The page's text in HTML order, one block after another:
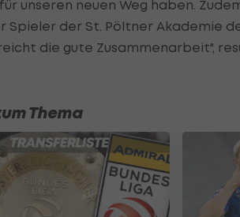
unseren neuen Weg haben.
Spieler der St. Pöltner Akademie
die gute Zusammenarbeit",
Thema